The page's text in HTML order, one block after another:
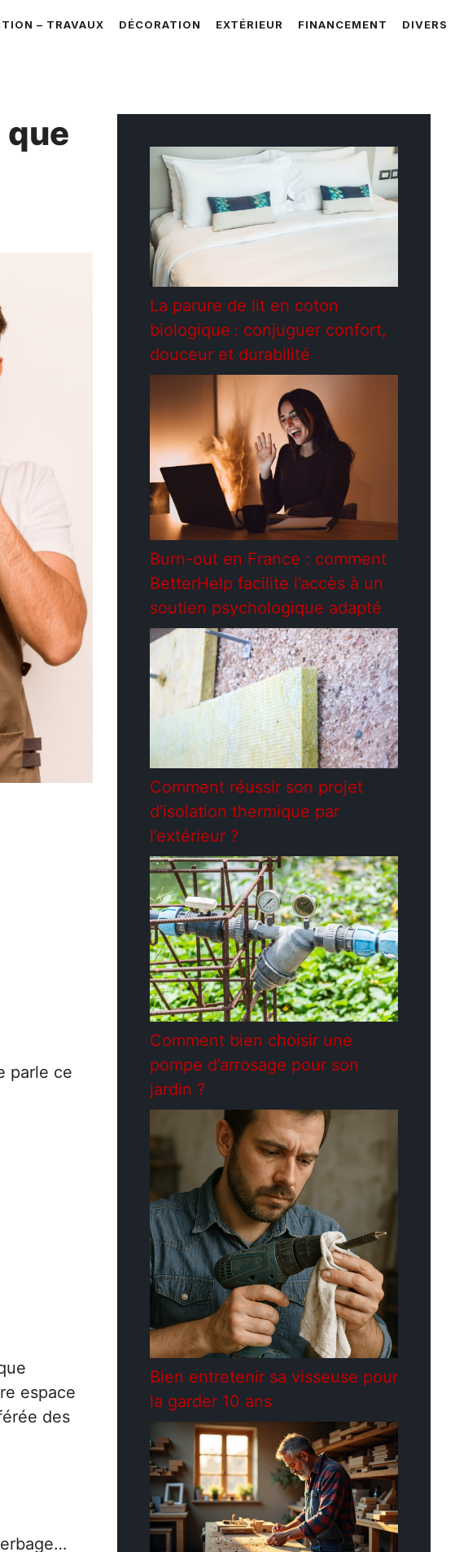
– TRAVAUX DÉCORATION EXTÉRIEUR FINANCEMENT DIVERS
que
parle ce
espace
des
La parure de lit en coton
biologique : conjuguer confort,
douceur et durabilité
Burn-out en France : comment
BetterHelp facilite l’accès à un
soutien psychologique adapté
Comment réussir son projet
d’isolation thermique par
l’extérieur ?
Comment bien choisir une
pompe d’arrosage pour son
jardin ?
Bien entretenir sa visseuse pour
la garder 10 ans